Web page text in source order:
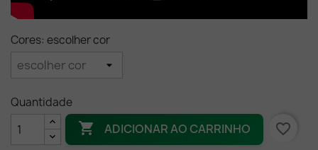
Cores: escolher cor
Quantidade
 ADICIONAR AO CARRINHO favorite_border